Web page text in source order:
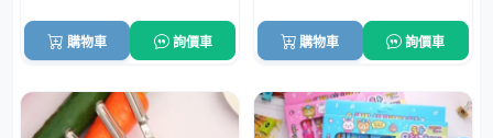
購物車 詢價車 購物車 詢價車